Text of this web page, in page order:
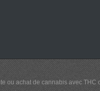
ou achat de cannabis avec THC